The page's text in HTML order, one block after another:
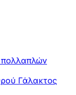
Γάλακτος